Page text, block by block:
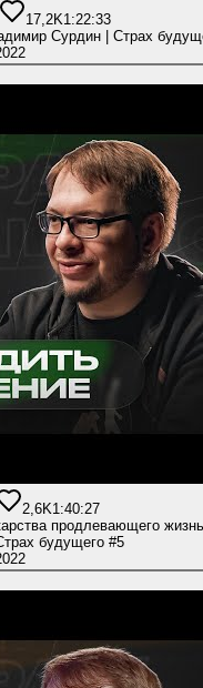
17,2K1:22:33
Сурдин | Страх
2,6K1:40:27
продлевающего
будущего #5